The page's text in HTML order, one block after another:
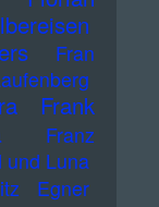
Fran
Frank
Franz
und Luna
Egner